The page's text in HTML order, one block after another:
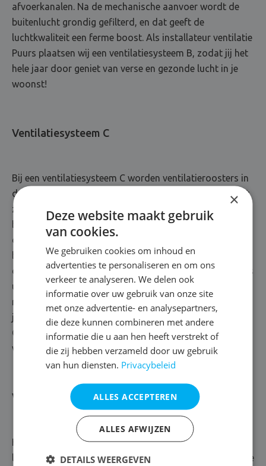
afvoerkanalen. Na de mechanische aanvoer wordt de
buitenlucht grondig gefilterd, en dat geeft de
luchtkwaliteit een ferme boost. Als installateur ventilatie
Puurs plaatsen wij een ventilatiesysteem B, zodat jij het
hele jaar door geniet van verse en gezonde lucht in je
woonst!
Ventilatiesysteem C
Bij een ventilatiesysteem C worden ventilatieroosters in
de vensters of de gevel geplaatst, waardoor verse lucht
zich een weg naar binnen baant. Roosters in de
binnenwanden of -deuren zorgen voor een soepele
doorstroom. In vochtige ruimtes, denk maar aan je
badkamer of keuken, wordt vervuilde lucht afgevoerd
door mechanische ventilatoren. Het ventilatietoestel C is
uitgerust met vochtsensoren, die de luchtvochtigheid
nauwgezet meten. Dankzij de bedieningsschakelaar kan
je het ventilatiedebiet bovendien makkelijk zelf regelen.
Geen wonder dat dit het meest gekozen
ventilatiesysteem voor woningen is!
Ventilatiesysteem D
Het ventilatiesysteem D staat in voor een mechanische
luchttoevoer en -afvoer door elektrische ventilatoren. De
×
Deze website maakt gebruik
van cookies.
We gebruiken cookies om inhoud en
advertenties te personaliseren en om ons
verkeer te analyseren. We delen ook
informatie over uw gebruik van onze site
met onze advertentie- en analysepartners,
die deze kunnen combineren met andere
informatie die u aan hen heeft verstrekt of
die zij hebben verzameld door uw gebruik
van hun diensten. Privacybeleid
ALLES ACCEPTEREN
ALLES AFWIJZEN
DETAILS WEERGEVEN